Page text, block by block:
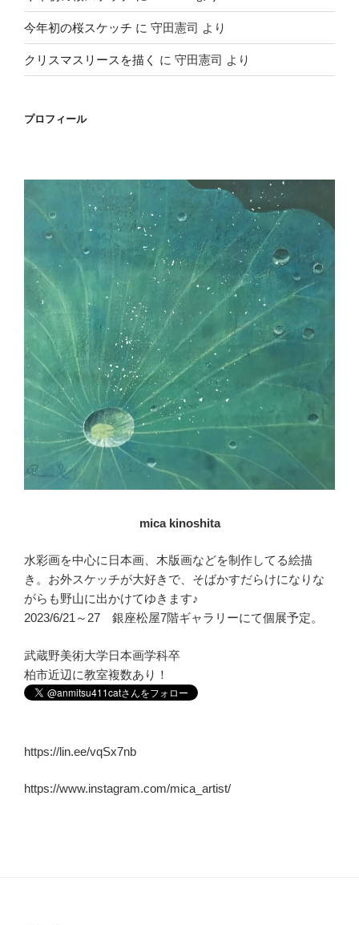
今年初の桜スケッチ に 守田憲司 より
クリスマスリースを描く に 守田憲司 より
プロフィール
mica kinoshita
水彩画を中心に日本画、木版画などを制作してる絵描
き。お外スケッチが大好きで、そばかすだらけになりな
がらも野山に出かけてゆきます♪
2023/6/21～27 銀座松屋7階ギャラリーにて個展予定。
武蔵野美術大学日本画学科卒
柏市近辺に教室複数あり！
https://lin.ee/vqSx7nb
https://www.instagram.com/mica_artist/